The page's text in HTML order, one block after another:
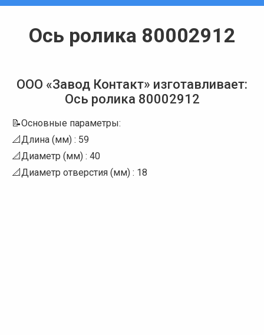
Ось ролика 80002912
ООО «Завод Контакт» изготавливает:
Ось ролика 80002912
📝Основные параметры:
📐Длина (мм) : 59
📐Диаметр (мм) : 40
📐Диаметр отверстия (мм) : 18